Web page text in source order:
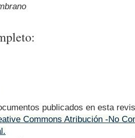
publicados en esta
Commons Atribución -No